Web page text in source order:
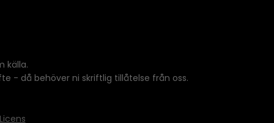
källa.
- då behöver ni skriftlig tillåtelse från oss.